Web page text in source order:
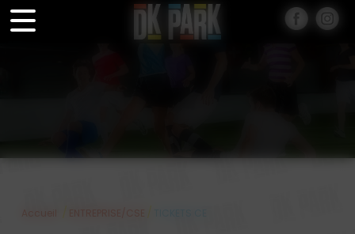
Panneau de gestion des cookies